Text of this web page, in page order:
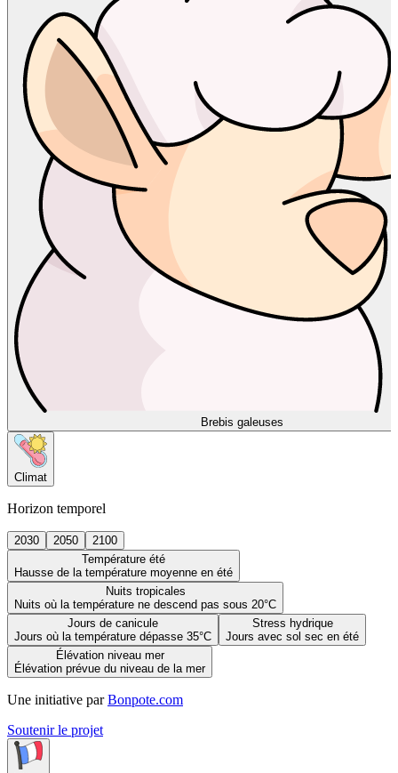
Brebis galeuses
Climat
Horizon temporel
2030 2050
2100
Température été
Hausse de la température moyenne en été
Nuits tropicales
Nuits où la température ne descend pas sous 20°C
Jours de canicule
Jours où la température dépasse 35°C
Stress hydrique
Jours avec sol sec en été
Élévation niveau mer
Élévation prévue du niveau de la mer
Une initiative par Bonpote.com
Soutenir le projet